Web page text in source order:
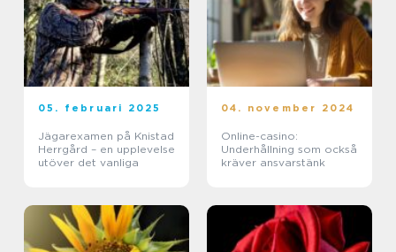
05. februari 2025
Jägarexamen på Knistad
Herrgård – en upplevelse
utöver det vanliga
04. november 2024
Online-casino:
Underhållning som också
kräver ansvarstänk